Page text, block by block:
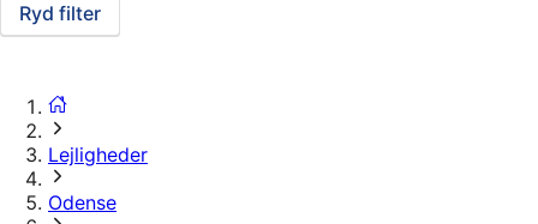
Ryd filter
Lejligheder
Odense